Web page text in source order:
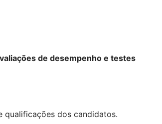
de desempenho e testes
qualificações dos candidatos.